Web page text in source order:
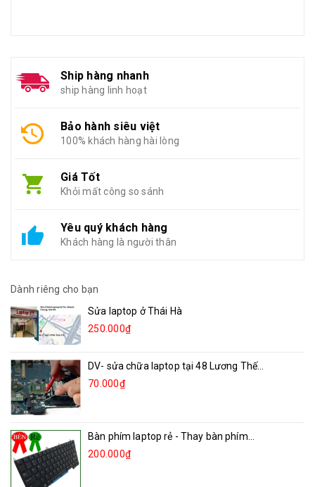
Ship hàng nhanh
ship hàng linh hoạt
Bảo hành siêu việt
100% khách hàng hài lòng
Giá Tốt
Khỏi mất công so sánh
Yêu quý khách hàng
Khách hàng là người thân
Dành riêng cho bạn
Sửa laptop ở Thái Hà
250.000₫
DV- sửa chữa laptop tại 48 Lương Thế...
70.000₫
Bàn phím laptop rẻ - Thay bàn phím...
200.000₫